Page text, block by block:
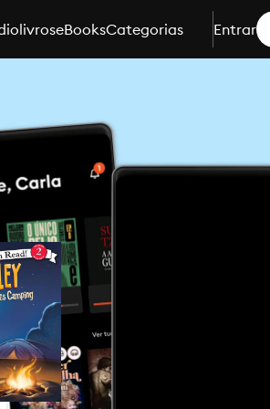
eBooksCategorias Entrar